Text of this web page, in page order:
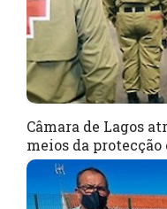
Câmara de Lagos
meios da